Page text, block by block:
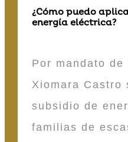
¿Cómo puedo
energía eléctrica?
Por mandato
Xiomara Castro
subsidio de
familias de